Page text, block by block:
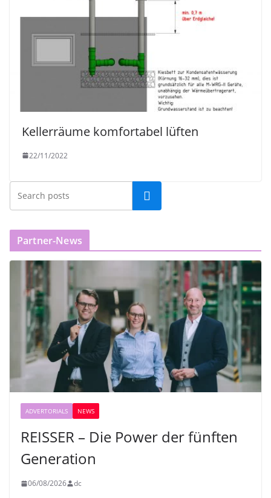
Kellerräume komfortabel lüften
22/11/2022
Partner-News
ADVERTORIALS NEWS
REISSER – Die Power der fünften
Generation
06/08/2026 dc